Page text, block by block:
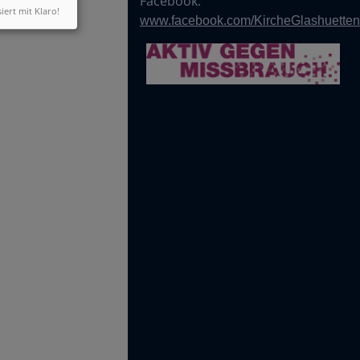
www.facebook.com/KircheGlashuetten
mit Klaro!